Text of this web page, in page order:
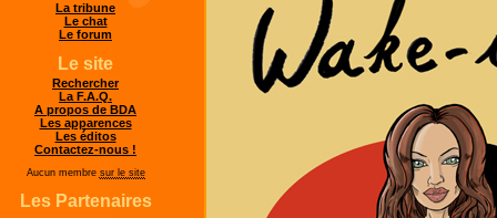
La tribune
Le chat
Le forum
Le site
Rechercher
La F.A.Q.
A propos de BDA
Les apparences
Les éditos
Contactez-nous !
Aucun membre sur le site
Les Partenaires